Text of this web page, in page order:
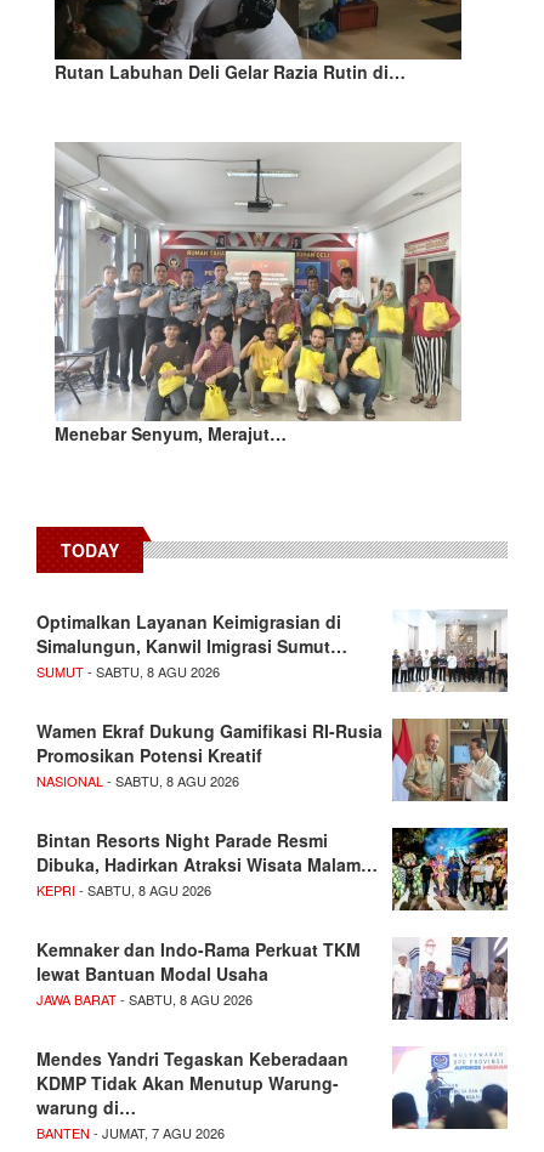
Rutan Labuhan Deli Gelar Razia Rutin di…
Menebar Senyum, Merajut…
TODAY
Optimalkan Layanan Keimigrasian di
Simalungun, Kanwil Imigrasi Sumut…
SUMUT- SABTU, 8 AGU 2026
Wamen Ekraf Dukung Gamifikasi RI-Rusia
Promosikan Potensi Kreatif
NASIONAL- SABTU, 8 AGU 2026
Bintan Resorts Night Parade Resmi
Dibuka, Hadirkan Atraksi Wisata Malam…
KEPRI- SABTU, 8 AGU 2026
Kemnaker dan Indo-Rama Perkuat TKM
lewat Bantuan Modal Usaha
JAWA BARAT- SABTU, 8 AGU 2026
Mendes Yandri Tegaskan Keberadaan
KDMP Tidak Akan Menutup Warung-
warung di…
BANTEN - JUMAT, 7 AGU 2026